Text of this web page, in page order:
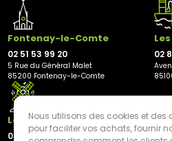
Fontenay-le-Comte
02 51 53 99 20
5 Rue du Général Malet
85200 Fontenay-le-Comte
02
Les Herbiers
02 21 81 23 11
Nous utilisons des cookies et des
pour faciliter vos achats, fournir